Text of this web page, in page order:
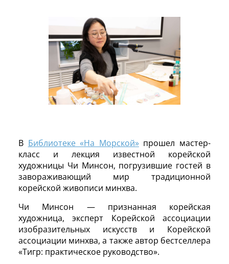
В Библиотеке «На Морской»прошел мастер-
класс и лекция известной корейской
художницы Чи Минсон, погрузившие гостей в
завораживающий мир традиционной
корейской живописи минхва.
Чи Минсон — признанная корейская
художница, эксперт Корейской ассоциации
изобразительных искусств и Корейской
ассоциации минхва, а также автор бестселлера
«Тигр: практическое руководство».